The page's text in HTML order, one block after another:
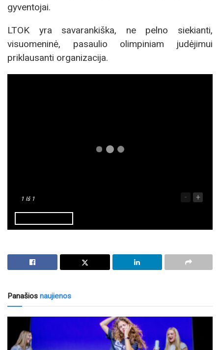
gyventojai.
LTOK yra savarankiška, ne pelno siekianti,
visuomeninė, pasaulio olimpiniam judėjimui
priklausanti organizacija.
1 Iš 1 - +
Panašios naujienos